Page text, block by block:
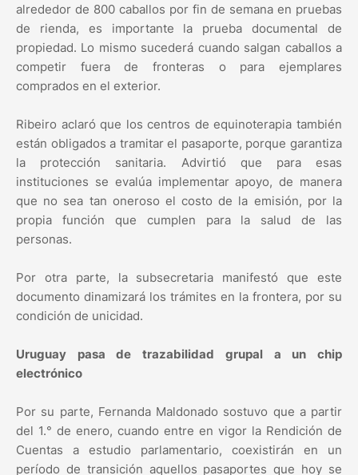
alrededor de 800 caballos por fin de semana en pruebas
de rienda, es importante la prueba documental de
propiedad. Lo mismo sucederá cuando salgan caballos a
competir fuera de fronteras o para ejemplares
comprados en el exterior.
Ribeiro aclaró que los centros de equinoterapia también
están obligados a tramitar el pasaporte, porque garantiza
la protección sanitaria. Advirtió que para esas
instituciones se evalúa implementar apoyo, de manera
que no sea tan oneroso el costo de la emisión, por la
propia función que cumplen para la salud de las
personas.
Por otra parte, la subsecretaria manifestó que este
documento dinamizará los trámites en la frontera, por su
condición de unicidad.
Uruguay pasa de trazabilidad grupal a un chip
electrónico
Por su parte, Fernanda Maldonado sostuvo que a partir
del 1.° de enero, cuando entre en vigor la Rendición de
Cuentas a estudio parlamentario, coexistirán en un
período de transición aquellos pasaportes que hoy se